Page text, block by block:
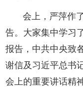
会上，严萍作
告。 大家集中学习
报告，中共中央致
谢信及习近平总书
会上的重要讲话精